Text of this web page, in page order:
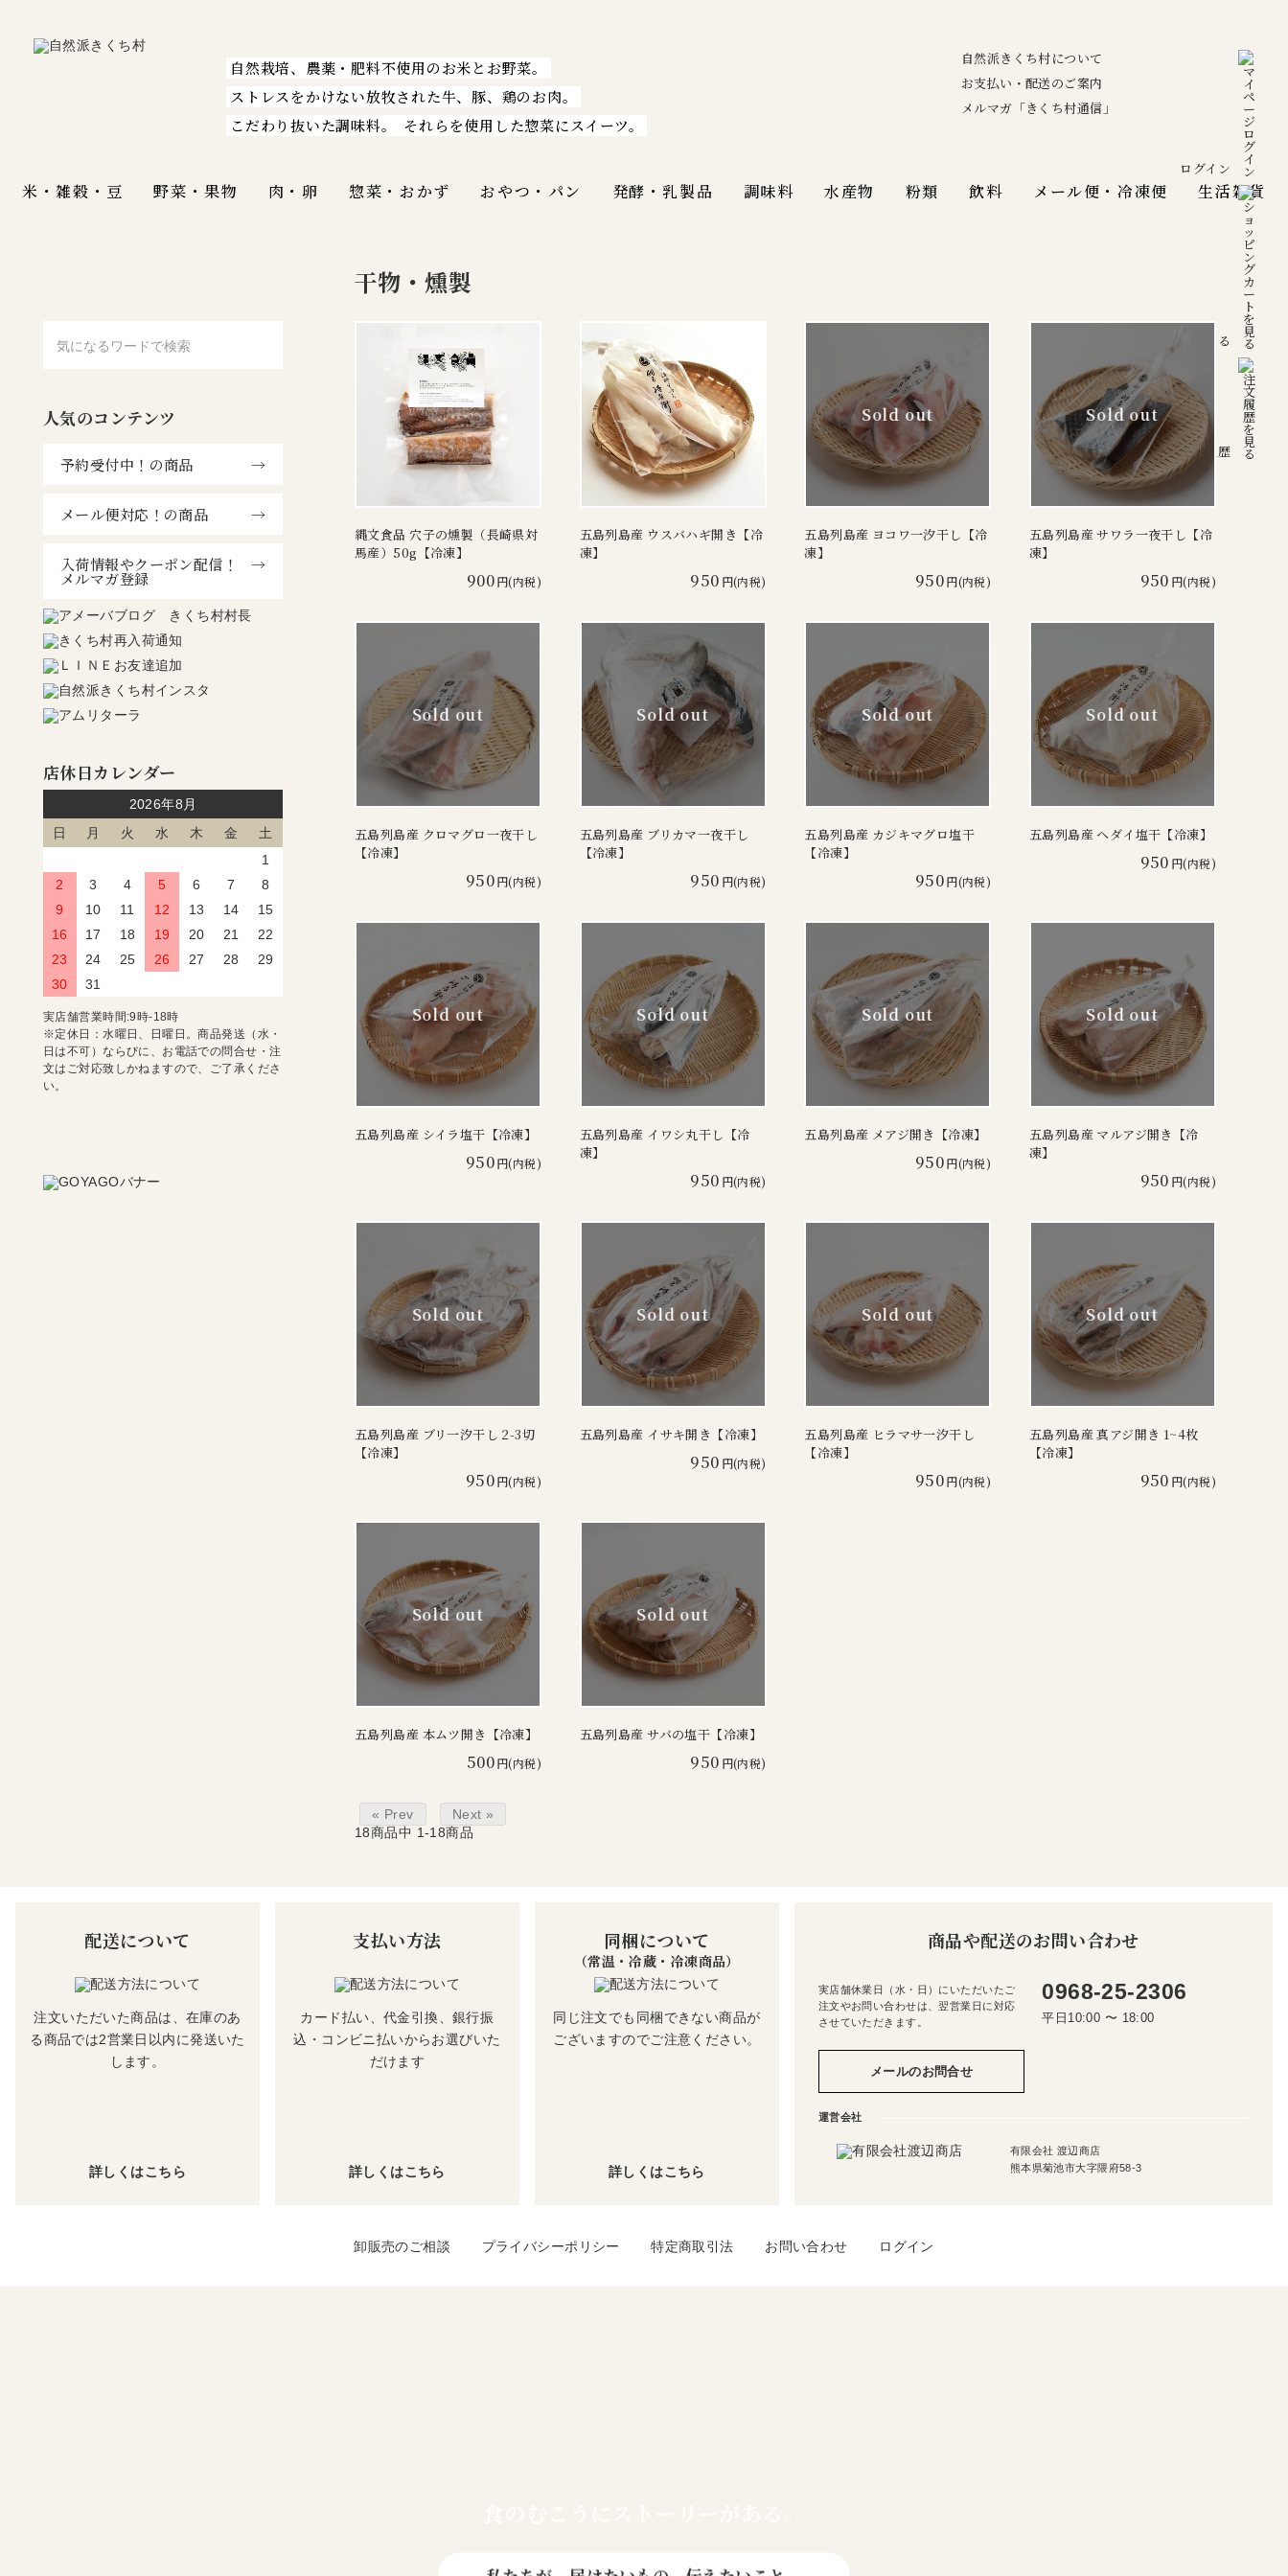
自然栽培、農薬・肥料不使用のお米とお野菜。
ストレスをかけない放牧された牛、豚、鶏のお肉。
こだわり抜いた調味料。
それらを使用した惣菜にスイーツ。
米・雑穀・豆 野菜・果物 肉・卵 惣菜・おかず おやつ・パン 発酵・乳製品 調味料 水産物 粉類 飲料 メール便・冷凍便 生活雑貨
自然派きくち村について
お支払い・配送のご案内
メルマガ「きくち村通信」
ログイン
カートを見る
注文履歴
干物・燻製
縄文食品 穴子の燻製（長崎県対
馬産）50g【冷凍】
900円(内税)
五島列島産 ウスバハギ開き【冷
凍】
950 円(内税)
五島列島産 ヨコワ一汐干し【冷
凍】
950円(内税)
五島列島産 サワラ一夜干し【冷
凍】
950 円(内税)
五島列島産 クロマグロ一夜干し
【冷凍】
950円(内税)
五島列島産 ブリカマ一夜干し
【冷凍】
950 円(内税)
五島列島産 カジキマグロ塩干
【冷凍】
950円(内税)
五島列島産 ヘダイ塩干【冷凍】
950 円(内税)
五島列島産 シイラ塩干【冷凍】
950円(内税)
五島列島産 イワシ丸干し【冷
凍】
950 円(内税)
五島列島産 メアジ開き【冷凍】
950円(内税)
五島列島産 マルアジ開き【冷
凍】
950 円(内税)
五島列島産 ブリ一汐干し 2-3切
【冷凍】
950円(内税)
五島列島産 イサキ開き【冷凍】
950 円(内税)
五島列島産 ヒラマサ一汐干し
【冷凍】
950円(内税)
五島列島産 真アジ開き 1~4枚
【冷凍】
950 円(内税)
五島列島産 本ムツ開き【冷凍】
500円(内税)
五島列島産 サバの塩干【冷凍】
950 円(内税)
« Prev
Next »
18商品中 1-18商品
人気のコンテンツ
予約受付中！の商品
メール便対応！の商品
入荷情報やクーポン配信！
メルマガ登録
店休日カレンダー
2026年8月
日
月 火 水 木 金
土
1
2
3 4 5 6 7
8
9
10 11 12 13 14
15
16
17 18 19 20 21
22
23
24 25 26 27 28
29
30
31
実店舗営業時間:9時-18時
※定休日：水曜日、日曜日。商品発送（水・
日は不可）ならびに、お電話での問合せ・注
文はご対応致しかねますので、ご了承くださ
い。
配送について
注文いただいた商品は、在庫のあ
る商品では2営業日以内に発送いた
します。
詳しくはこちら
支払い方法
カード払い、代金引換、銀行振
込・コンビニ払いからお選びいた
だけます
詳しくはこちら
同梱について
（常温・冷蔵・冷凍商品）
同じ注文でも同梱できない商品が
ございますのでご注意ください。
詳しくはこちら
商品や配送のお問い合わせ
実店舗休業日（水・日）にいただいたご
注文やお問い合わせは、翌営業日に対応
させていただきます。
0968-25-2306
平日10:00 〜 18:00
メールのお問合せ
運営会社
有限会社 渡辺商店
熊本県菊池市大字隈府58-3
卸販売のご相談 プライバシーポリシー 特定商取引法 お問い合わせ ログイン